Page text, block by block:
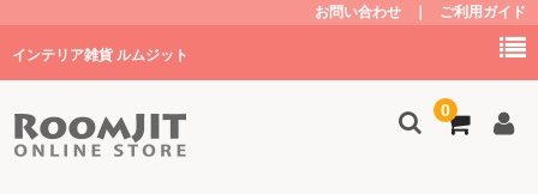
お問い合わせ ご利用ガイド
インテリア雑貨 ルムジット
0